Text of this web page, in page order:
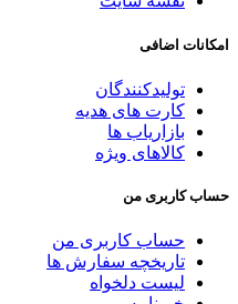
امکانات اضافی
تولیدکنندگان
کارت های هدیه
بازاریاب ها
کالاهای ویژه
حساب کاربری من
حساب کاربری من
تاریخچه سفارش ها
لیست دلخواه